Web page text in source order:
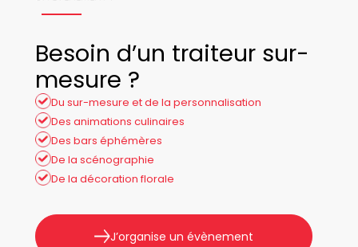
Besoin d’un traiteur sur-
mesure ?
Du sur-mesure et de la personnalisation
Des animations culinaires
Des bars éphémères
De la scénographie
De la décoration florale
J’organise un évènement